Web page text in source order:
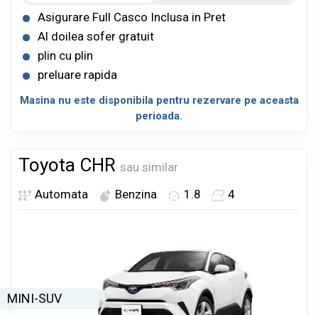
Asigurare Full Casco Inclusa in Pret
Al doilea sofer gratuit
plin cu plin
preluare rapida
Masina nu este disponibila pentru rezervare pe aceasta
perioada.
Toyota CHR sau similar
Automata
Benzina 1.8 4
MINI-SUV